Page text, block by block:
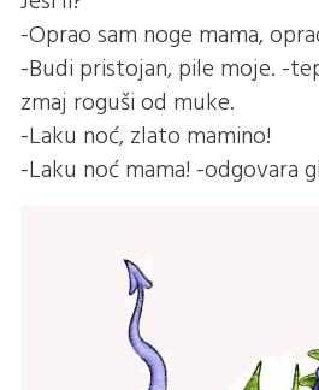
-Oprao sam noge mama,
-Budi pristojan, pile moje. -
zmaj roguši od muke.
-Laku noć, zlato mamino!
-Laku noć mama! -odgovara